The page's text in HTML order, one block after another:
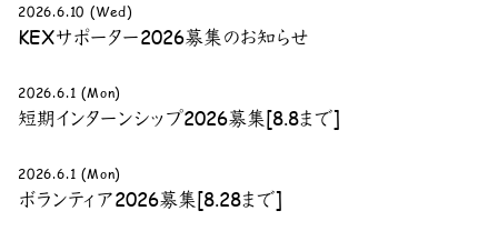
2026.6.10 (Wed)
KEXサポーター2026募集のお知らせ
2026.6.1 (Mon)
短期インターンシップ2026募集[8.8まで]
2026.6.1 (Mon)
ボランティア2026募集[8.28まで]